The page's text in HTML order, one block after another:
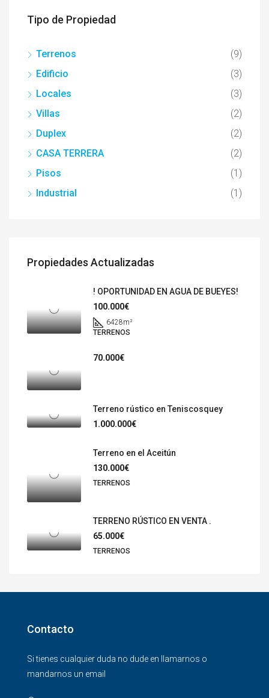
Tipo de Propiedad
Terrenos
(9)
Edificio
(3)
Locales
(3)
Villas
(2)
Duplex
(2)
CASA TERRERA
(2)
Pisos
(1)
Industrial
(1)
Propiedades Actualizadas
! OPORTUNIDAD EN AGUA DE BUEYES!
100.000€
6428m²
TERRENOS
70.000€
Terreno rústico en Teniscosquey
1.000.000€
Terreno en el Aceitún
130.000€
TERRENOS
TERRENO RÚSTICO EN VENTA .
65.000€
TERRENOS
Contacto
Si tienes cualquier duda no dude en llamarnos o
mandarnos un email